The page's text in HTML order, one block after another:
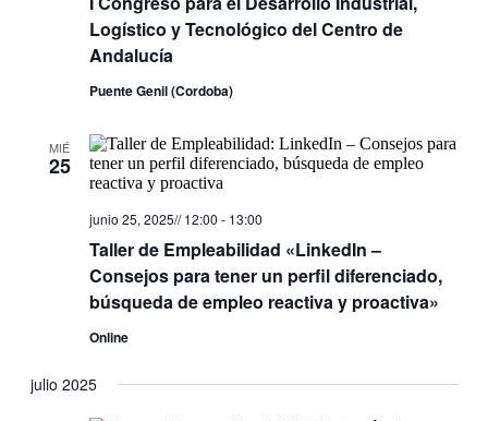
Logístico y Tecnológico del Centro de
Andalucía
Puente Genil (Cordoba)
MIÉ
25
Taller de Empleabilidad «LinkedIn –
Consejos para tener un perfil diferenciado,
búsqueda de empleo reactiva y proactiva»
junio 25, 2025// 12:00 - 13:00
Online
julio 2025